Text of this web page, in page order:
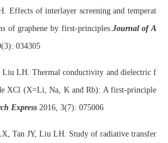
Effects of interlayer screening and temperat
of graphene by first-principles. Journal of A
034305
Liu LH. Thermal conductivity and dielectric f
XCl (X=Li, Na, K and Rb): A first-principle
Express 2016, 3(7): 075006
Tan JY, Liu LH. Study of radiative transfer